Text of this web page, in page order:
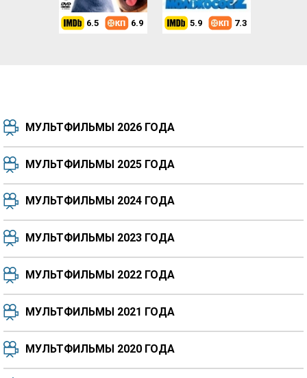
6.5 6.9 5.9 7.3
7.5 8.3
8.3 8.2
МУЛЬТФИЛЬМЫ 2026 ГОДА
МУЛЬТФИЛЬМЫ 2025 ГОДА
МУЛЬТФИЛЬМЫ 2024 ГОДА
МУЛЬТФИЛЬМЫ 2023 ГОДА
МУЛЬТФИЛЬМЫ 2022 ГОДА
МУЛЬТФИЛЬМЫ 2021 ГОДА
МУЛЬТФИЛЬМЫ 2020 ГОДА